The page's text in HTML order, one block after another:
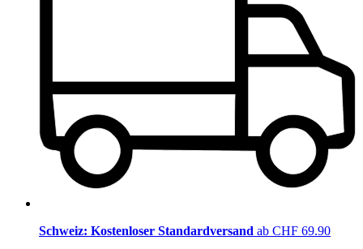
Schweiz: Kostenloser Standardversand ab CHF 69.90